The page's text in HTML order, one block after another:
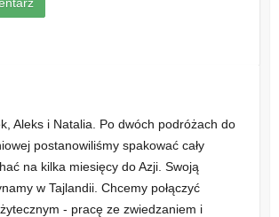
Aleks i Natalia. Po dwóch podróżach do
postanowiliśmy spakować cały
na kilka miesięcy do Azji. Swoją
w Tajlandii. Chcemy połączyć
- pracę ze zwiedzaniem i